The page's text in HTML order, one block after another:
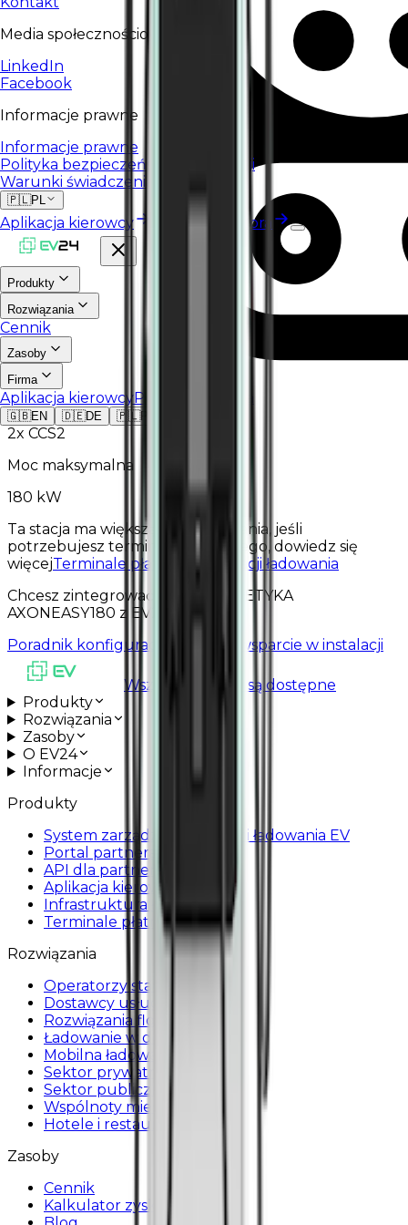
Media społecznościowe
LinkedIn
Facebook
Informacje prawne
Informacje prawne
Polityka bezpieczeństwa informacji
Warunki świadczenia usług
🇵🇱PL
Aplikacja kierowcy Portal operatora
Produkty
Rozwiązania
Cennik
Zasoby
Firma
Aplikacja kierowcyPortal operatora
🇬🇧EN 🇩🇪DE 🇵🇱PL
2x CCS2
Moc maksymalna
180 kW
Ta stacja ma większą moc ładowania, jeśli
potrzebujesz terminala płatniczego, dowiedz się
więcejTerminale płatnicze dla stacji ładowania
Chcesz zintegrować EKOENERGETYKA
AXONEASY180 z EV24?
Poradnik konfiguracyjny
Umów wsparcie w instalacji
Wszystkie usługi są dostępne
Produkty
Rozwiązania
Zasoby
O EV24
Informacje
Produkty
System zarządzania stacjami ładowania EV
Portal partnera
API dla partnerów
Aplikacja kierowcy
Infrastruktura ładowania
Terminale płatnicze
Rozwiązania
Operatorzy stacji ładowania
Dostawcy usług
Rozwiązania flotowe
Ładowanie w domu
Mobilna ładowarka
Sektor prywatny
Sektor publiczny
Wspólnoty mieszkaniowe
Hotele i restauracje
Zasoby
Cennik
Kalkulator zysku